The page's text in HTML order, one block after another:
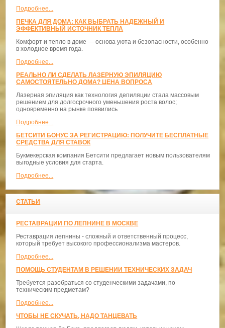
Подробнее...
ПЕЧКА ДЛЯ ДОМА: КАК ВЫБРАТЬ НАДЕЖНЫЙ И
ЭФФЕКТИВНЫЙ ИСТОЧНИК ТЕПЛА
Комфорт и тепло в доме — основа уюта и безопасности, особенно
в холодное время года.
Подробнее...
РЕАЛЬНО ЛИ СДЕЛАТЬ ЛАЗЕРНУЮ ЭПИЛЯЦИЮ
САМОСТОЯТЕЛЬНО ДОМА? ЦЕНА ВОПРОСА
Лазерная эпиляция как технология депиляции стала массовым
решением для долгосрочного уменьшения роста волос;
одновременно на рынке появились
Подробнее...
БЕТСИТИ БОНУС ЗА РЕГИСТРАЦИЮ: ПОЛУЧИТЕ БЕСПЛАТНЫЕ
СРЕДСТВА ДЛЯ СТАВОК
Букмекерская компания Бетсити предлагает новым пользователям
выгодные условия для старта.
Подробнее...
СТАТЬИ
РЕСТАВРАЦИИ ПО ЛЕПНИНЕ В МОСКВЕ
Реставрация лепнины - сложный и ответственный процесс,
который требует высокого профессионализма мастеров.
Подробнее...
ПОМОЩЬ СТУДЕНТАМ В РЕШЕНИИ ТЕХНИЧЕСКИХ ЗАДАЧ
Требуется разобраться со студенческими задачами, по
техническим предметам?
Подробнее...
ЧТОБЫ НЕ СКУЧАТЬ, НАДО ТАНЦЕВАТЬ